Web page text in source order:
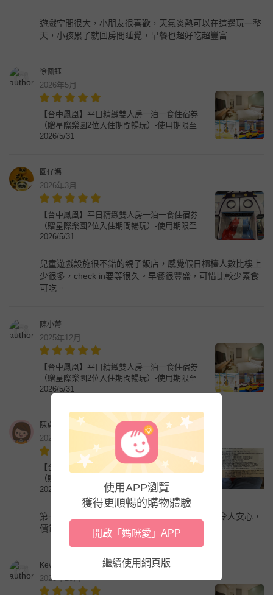
遊戲空間很大，小朋友很喜歡，天氣炎熱可以在這邊玩一整
天，小孩累了就回房間睡覺，早餐也超好吃超豐富
徐佩鈺
2026年5月
【台中鳳凰】平日精緻雙人房一泊一食住宿券
（贈星際樂園2位入住期間暢玩）-使用期限至
2026/5/31
圓仔媽
2026年3月
【台中鳳凰】平日精緻雙人房一泊一食住宿券
（贈星際樂園2位入住期間暢玩）-使用期限至
2026/5/31
兒童遊戲設施很不錯的親子飯店，感覺假日櫃檯人數比樓上
少很多，check in要等很久。早餐很豐盛，可惜比較少素食
可吃。
陳小菁
2025年12月
【台中鳳凰】平日精緻雙人房一泊一食住宿券
（贈星際樂園2位入住期間暢玩）-使用期限至
2026/5/31
陳貞伶
2025年10月
【台中鳳凰】平日精緻雙人房一泊一食住宿券
（贈星際樂園2位入住期間暢玩）-使用期限至
2026/5/31
第一次購買，各種條款寫的很清楚，付款平台也令人安心，
價錢也實惠，之後應該會再繼續消費。
Kevin Yang
2025年10月
使用APP瀏覽
獲得更順暢的購物體驗
開啟「媽咪愛」APP
繼續使用網頁版